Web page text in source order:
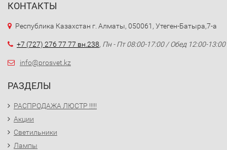
КОНТАКТЫ
Республика Казахстан г. Алматы, 050061, Утеген-Батыра,7-а
+7 (727) 276 77 77 вн.238, Пн - Пт 08:00-17:00 / Обед 12:00-13:00
info@prosvet.kz
РАЗДЕЛЫ
РАСПРОДАЖА ЛЮСТР !!!!!
Акции
Светильники
Лампы